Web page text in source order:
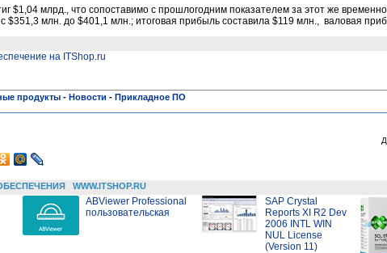
$1,04 млрд., что сопоставимо с прошлогодним показателем за этот же
$351,3 млн. до $401,1 млн.; итоговая прибыль составила $119 млн., валовая
на ITShop.ru
продукты - Новости - Прикладное ПО
WWW.ITSHOP.RU
ABViewer Professional
пользовательская
SAP Crystal
Reports XI R2 Dev
2006 INTL WIN
NUL License
(Version 11)